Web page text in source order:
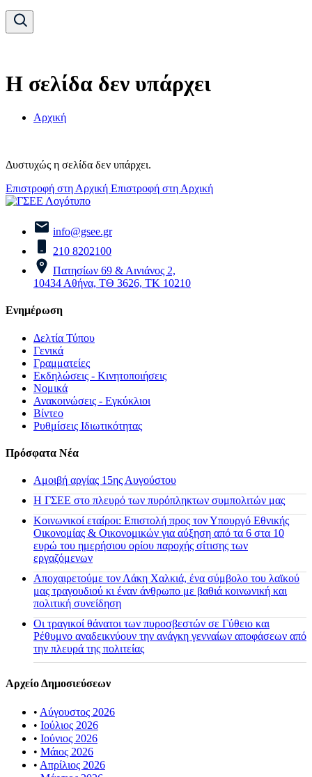
Η σελίδα δεν υπάρχει
Αρχική
Δυστυχώς η σελίδα δεν υπάρχει.
Επιστροφή στη Αρχική Επιστροφή στη Αρχική
info@gsee.gr
210 8202100
Πατησίων 69 & Αινιάνος 2,
10434 Αθήνα, ΤΘ 3626, ΤΚ 10210
Ενημέρωση
Δελτία Τύπου
Γενικά
Γραμματείες
Εκδηλώσεις - Κινητοποιήσεις
Νομικά
Ανακοινώσεις - Εγκύκλιοι
Βίντεο
Ρυθμίσεις Ιδιωτικότητας
Πρόσφατα Νέα
Αμοιβή αργίας 15ης Αυγούστου
H ΓΣΕΕ στο πλευρό των πυρόπληκτων συμπολιτών μας
Κοινωνικοί εταίροι: Επιστολή προς τον Υπουργό Εθνικής
Οικονομίας & Οικονομικών για αύξηση από τα 6 στα 10
ευρώ του ημερήσιου ορίου παροχής σίτισης των
εργαζόμενων
Αποχαιρετούμε τον Λάκη Χαλκιά, ένα σύμβολο του λαϊκού
μας τραγουδιού κι έναν άνθρωπο με βαθιά κοινωνική και
πολιτική συνείδηση
Οι τραγικοί θάνατοι των πυροσβεστών σε Γύθειο και
Ρέθυμνο αναδεικνύουν την ανάγκη γενναίων αποφάσεων από
την πλευρά της πολιτείας
Αρχείο Δημοσιεύσεων
• Αύγουστος 2026
• Ιούλιος 2026
• Ιούνιος 2026
• Μάιος 2026
• Απρίλιος 2026